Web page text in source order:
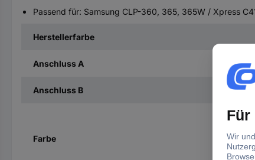
Passend für: Samsung CLP-360, 365, 365W / Xpress
Herstellerfarbe
Anschluss A
Anschluss B
Farbe